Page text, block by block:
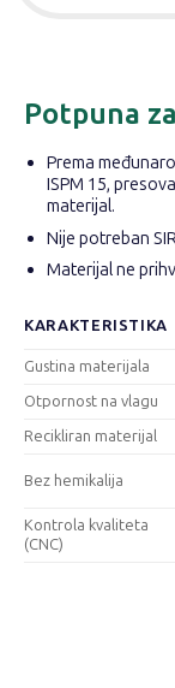
Potpuna
Prema
ISPM 15,
materijal.
Nije potreban
Materijal ne
KARAKTERISTIKA
Gustina materijala
Otpornost na vlagu
Recikliran materijal
Bez hemikalija
Kontrola kvaliteta
(CNC)